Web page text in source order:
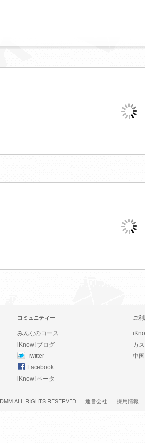
コミュニティー
みんなのコース
iKnow! ブログ
Twitter
Facebook
iKnow! ベータ
ご利
カ
中
DMMALL RIGHTS RESERVED 運営会社 採用情報